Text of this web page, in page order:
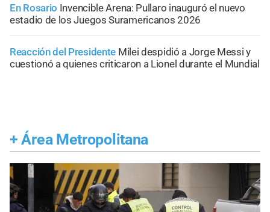
En Rosario Invencible Arena: Pullaro inauguró el nuevo
estadio de los Juegos Suramericanos 2026
Reacción del Presidente Milei despidió a Jorge Messi y
cuestionó a quienes criticaron a Lionel durante el Mundial
+ Área Metropolitana